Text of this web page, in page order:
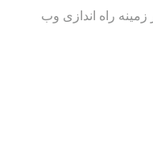
زمینه راه اندازی وب